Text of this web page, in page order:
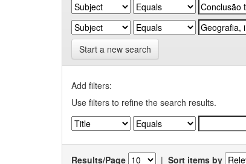
Start a new search
Add filters:
Use filters to refine the search results.
Results/Page | Sort items by